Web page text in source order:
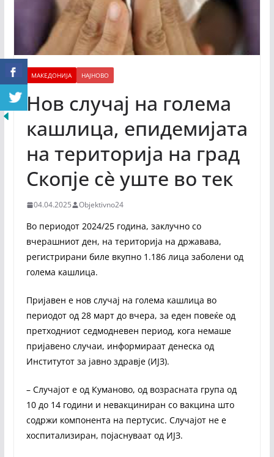
МАКЕДОНИЈА НАЈНОВО
Нов случај на голема
кашлица, епидемијата
на територија на град
Скопје сè уште во тек
04.04.2025 Objektivno24
Во периодот 2024/25 година, заклучно со
вчерашниот ден, на територија на државава,
регистрирани биле вкупно 1.186 лица заболени од
голема кашлица.
Пријавен е нов случај на голема кашлица во
периодот од 28 март до вчера, за еден повеќе од
претходниот седмодневен период, кога немаше
пријавено случаи, информираат денеска од
Институтот за јавно здравје (ИЈЗ).
– Случајот е од Куманово, од возрасната група од
10 до 14 години и невакциниран со вакцина што
содржи компонента на пертусис. Случајот не е
хоспитализиран, појаснуваат од ИЈЗ.